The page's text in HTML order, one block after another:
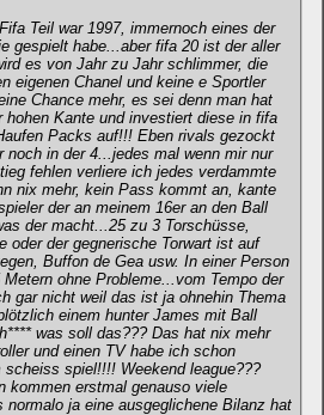
Teil war 1997, immernoch eines der
gespielt habe...aber fifa 20 ist der aller
es von Jahr zu Jahr schlimmer, die
eigenen Chanel und keine e Sportler
Chance mehr, es sei denn man hat
hohen Kante und investiert diese in fifa
Packs auf!!! Eben rivals gezockt
in der 4...jedes mal wenn mir nur
fehlen verliere ich jedes verdammte
nix mehr, kein Pass kommt an, kante
der an meinem 16er an den Ball
der macht...25 zu 3 Torschüsse,
oder der gegnerische Torwart ist auf
Buffon de Gea usw. In einer Person
ohne Probleme...vom Tempo der
gar nicht weil das ist ja ohnehin Thema
einem hunter James mit Ball
was soll das??? Das hat nix mehr
und einen TV habe ich schon
spiel!!!! Weekend league???
kommen erstmal genauso viele
normalo ja eine ausgeglichene Bilanz hat